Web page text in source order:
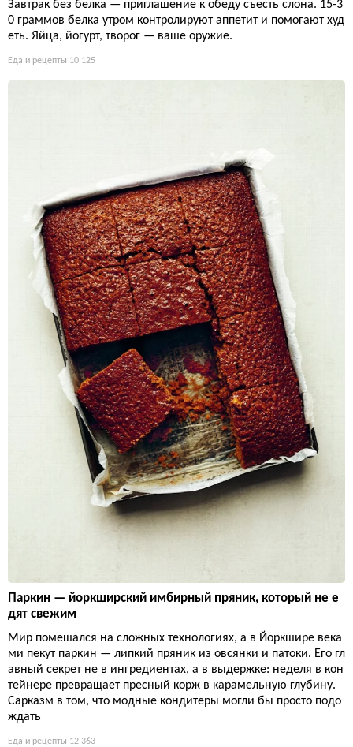
Завтрак без белка — приглашение к обеду съесть слона. 15-3
0 граммов белка утром контролируют аппетит и помогают худ
еть. Яйца, йогурт, творог — ваше оружие.
Еда и рецепты 10 125
Паркин — йоркширский имбирный пряник, который не е
дят свежим
Мир помешался на сложных технологиях, а в Йоркшире века
ми пекут паркин — липкий пряник из овсянки и патоки. Его гл
авный секрет не в ингредиентах, а в выдержке: неделя в кон
тейнере превращает пресный корж в карамельную глубину.
Сарказм в том, что модные кондитеры могли бы просто подо
ждать
Еда и рецепты 12 363